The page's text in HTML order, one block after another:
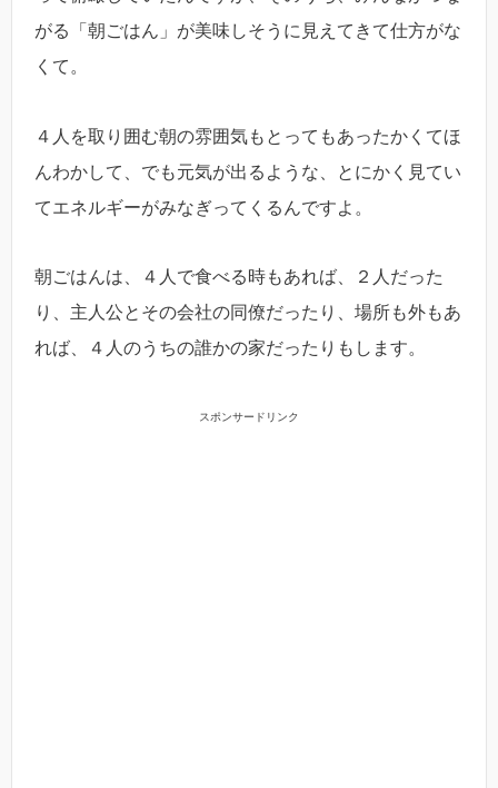
がる「朝ごはん」が美味しそうに見えてきて仕方がな
くて。
４人を取り囲む朝の雰囲気もとってもあったかくてほ
んわかして、でも元気が出るような、とにかく見てい
てエネルギーがみなぎってくるんですよ。
朝ごはんは、４人で食べる時もあれば、２人だった
り、主人公とその会社の同僚だったり、場所も外もあ
れば、４人のうちの誰かの家だったりもします。
スポンサードリンク